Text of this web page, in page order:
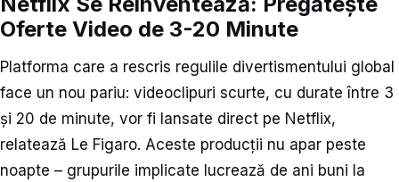
Oferte Video de 3-20 Minute
Platforma care a rescris regulile divertismentului global
face un nou pariu: videoclipuri scurte, cu durate între 3
și 20 de minute, vor fi lansate direct pe Netflix,
relatează Le Figaro. Aceste producții nu apar peste
noapte – grupurile implicate lucrează de ani buni la